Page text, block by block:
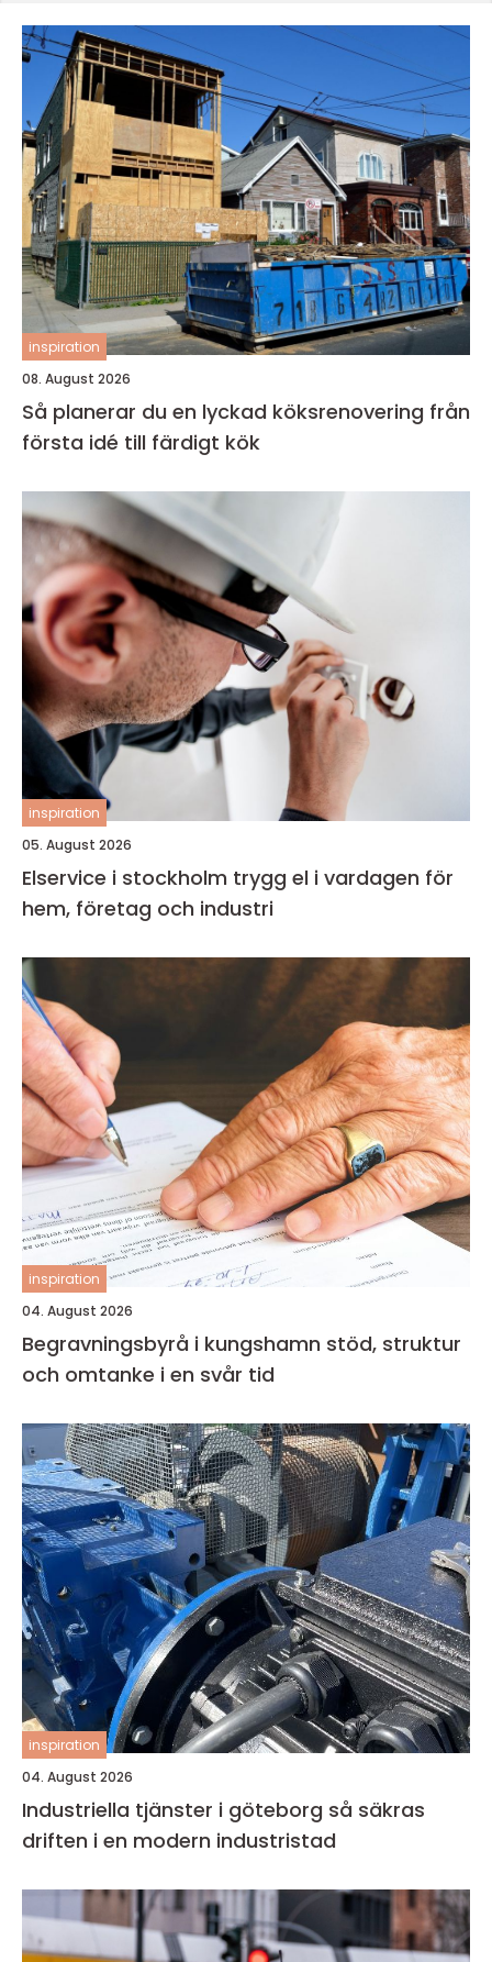
inspiration
08. August 2026
Så planerar du en lyckad köksrenovering från
första idé till färdigt kök
inspiration
05. August 2026
Elservice i stockholm trygg el i vardagen för
hem, företag och industri
inspiration
04. August 2026
Begravningsbyrå i kungshamn stöd, struktur
och omtanke i en svår tid
inspiration
04. August 2026
Industriella tjänster i göteborg så säkras
driften i en modern industristad